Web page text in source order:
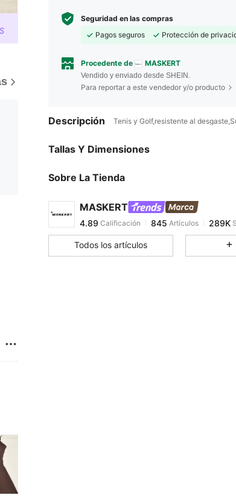
Seguridad en las compras
Pagos seguros
Protección de
Procedente de MASKERT
Vendido y enviado desde SHEIN.
Para reportar a este vendedor y/o producto
Descripción Tenis y Golf,resistente al
Tallas Y Dimensiones
Sobre La Tienda
MASKERT
4.89
4.89Calificación 845Artículos
l***3pagó Hace 1 día
4.89 289K
Todos los artículos